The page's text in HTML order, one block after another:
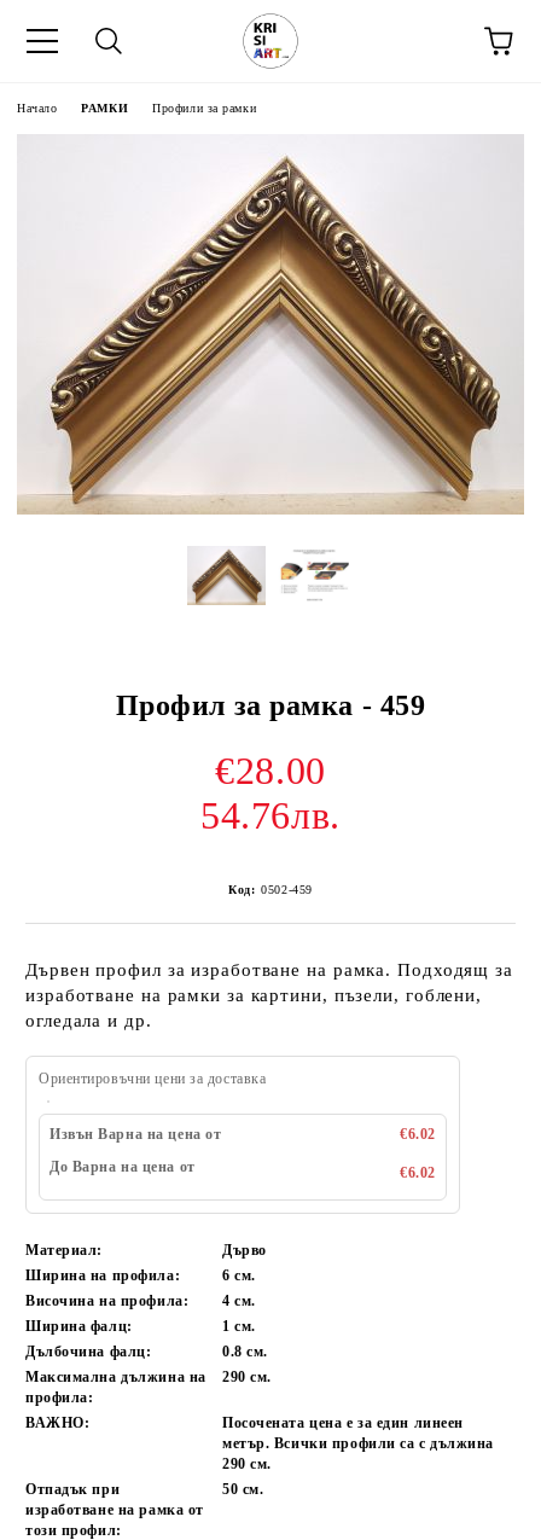
Начало РАМКИ Профили за рамки
Профил за рамка - 459
€28.00
54.76лв.
Код: 0502-459
Дървен профил за изработване на рамка. Подходящ за
изработване на рамки за картини, пъзели, гоблени,
огледала и др.
Ориентировъчни цени за доставка
Извън Варна на цена от
€6.02
До Варна на цена от
€6.02
Материал:
Дърво
Ширина на профила:
6 см.
Височина на профила:
4 см.
Ширина фалц:
1 см.
Дълбочина фалц:
0.8 см.
Максимална дължина на
профила:
290 см.
ВАЖНО:
Посочената цена е за един линеен
метър. Всички профили са с дължина
290 см.
Отпадък при
изработване на рамка от
този профил:
50 см.